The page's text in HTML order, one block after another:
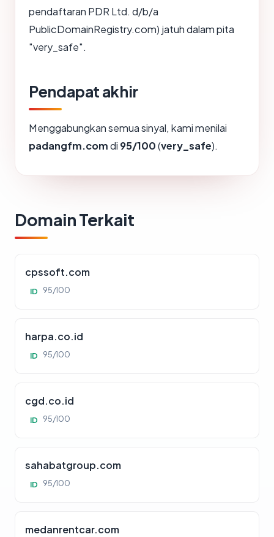
pendaftaran PDR Ltd. d/b/a
PublicDomainRegistry.com) jatuh dalam pita
"very_safe".
Pendapat akhir
Menggabungkan semua sinyal, kami menilai
padangfm.comdi 95/100(very_safe).
Domain Terkait
cpssoft.com
ID 95/100
harpa.co.id
ID 95/100
cgd.co.id
ID 95/100
sahabatgroup.com
ID 95/100
medanrentcar.com